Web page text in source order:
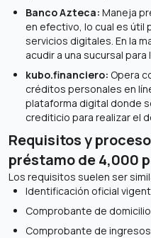
Banco Azteca: Maneja
en efectivo, lo cual es útil
servicios digitales. En la
acudir a una sucursal para
kubo.financiero: Opera
créditos personales en
plataforma digital donde
crediticio para realizar el
Requisitos y
préstamo de 4,000
Los requisitos suelen ser
Identificación oficial
Comprobante de
Comprobante de